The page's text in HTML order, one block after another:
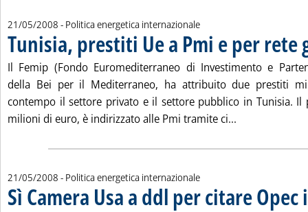
21/05/2008 - Politica energetica internazionale
Tunisia, prestiti Ue a Pmi e per rete
Il Femip (Fondo Euromediterraneo di Investimento e
della Bei per il Mediterraneo, ha attribuito due prestiti
contempo il settore privato e il settore pubblico in Tunisia.
milioni di euro, è indirizzato alle Pmi tramite ci...
21/05/2008 - Politica energetica internazionale
Sì Camera Usa a ddl per citare